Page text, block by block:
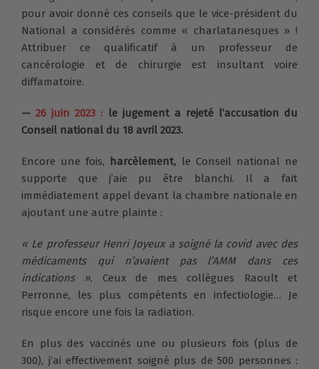
pour avoir donné ces conseils que le vice-président du
National a considérés comme « charlatanesques » !
Attribuer ce qualificatif à un professeur de
cancérologie et de chirurgie est insultant voire
diffamatoire.
—26 juin 2023 : le jugement a rejeté l’accusation du
Conseil national du 18 avril 2023.
Encore une fois, harcèlement, le Conseil national ne
supporte que j’aie pu être blanchi. Il a fait
immédiatement appel devant la chambre nationale en
ajoutant une autre plainte :
« Le professeur Henri Joyeux a soigné la covid avec des
médicaments qui n’avaient pas l’AMM dans ces
indications ». Ceux de mes collègues Raoult et
Perronne, les plus compétents en infectiologie… Je
risque encore une fois la radiation.
En plus des vaccinés une ou plusieurs fois (plus de
300), j’ai effectivement soigné plus de 500 personnes :